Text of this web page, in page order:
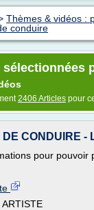
Thèmes & vidéos :
conduire
sélectionnées
2406 Articles pour
DE CONDUIRE
pour pouvoir
ARTISTE